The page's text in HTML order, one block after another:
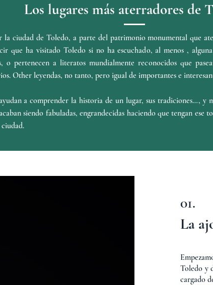
Los lugares más aterradores de
la ciudad de Toledo, a parte del patrimonio monumental que
que ha visitado Toledo si no ha escuchado, al menos ,
o pertenecen a literatos mundialmente reconocidos que
Other leyendas, no tanto, pero igual de importantes e
a comprender la historia de un lugar, sus tradiciones…, y
siendo fabuladas, engrandecidas haciendo que tengan
01.
La
Toledo y
cargado